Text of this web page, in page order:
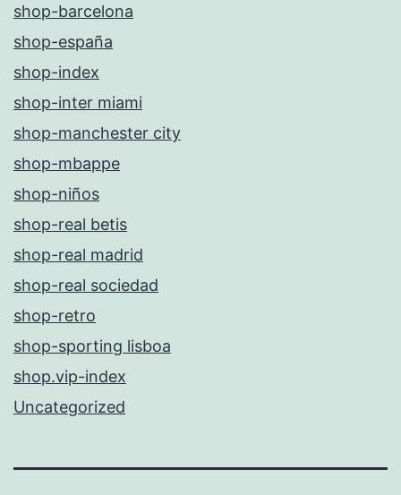
shop-barcelona
shop-españa
shop-index
shop-inter miami
shop-manchester city
shop-mbappe
shop-niños
shop-real betis
shop-real madrid
shop-real sociedad
shop-retro
shop-sporting lisboa
shop.vip-index
Uncategorized